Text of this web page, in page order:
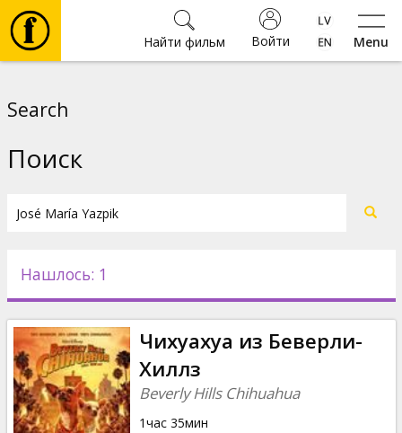
Menu
Войти
Найти фильм
Новости
Подарки
Кинозакуски
Search
Поиск
Нашлось: 1
Чихуахуа из Беверли-
Хиллз
Beverly Hills Chihuahua
1час 35мин